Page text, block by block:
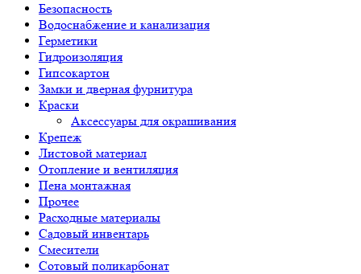
Безопасность
Водоснабжение и канализация
Герметики
Гидроизоляция
Гипсокартон
Замки и дверная фурнитура
Краски
Аксессуары для окрашивания
Крепеж
Листовой материал
Отопление и вентиляция
Пена монтажная
Прочее
Расходные материалы
Садовый инвентарь
Смесители
Сотовый поликарбонат